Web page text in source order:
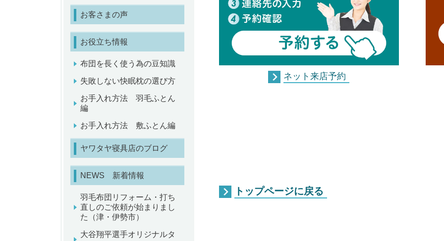
ネット来店予約
トップページに戻る
お客さまの声
お役立ち情報
布団を長く使う為の豆知識
失敗しない快眠枕の選び方
お手入れ方法 羽毛ふとん
編
お手入れ方法 敷ふとん編
ヤワタヤ寝具店のブログ
NEWS 新着情報
羽毛布団リフォーム・打ち
直しのご依頼が始まりまし
た（津・伊勢市）
大谷翔平選手オリジナルタ